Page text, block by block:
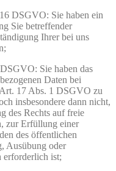
DSGVO: Sie haben ein
Sie betreffender
Ihrer bei uns
Sie haben das
Daten bei
17 Abs. 1 DSGVO zu
insbesondere dann nicht,
des Rechts auf freie
zur Erfüllung einer
des öffentlichen
Ausübung oder
erforderlich ist;